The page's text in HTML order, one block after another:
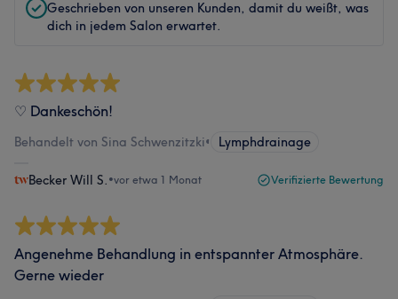
Geschrieben von unseren Kunden, damit du weißt, was
dich in jedem Salon erwartet.
♡ Dankeschön!
Behandelt von Sina Schwenzitzki• Lymphdrainage
Becker Will S. •vor etwa 1 Monat Verifizierte Bewertung
Angenehme Behandlung in entspannter Atmosphäre.
Gerne wieder